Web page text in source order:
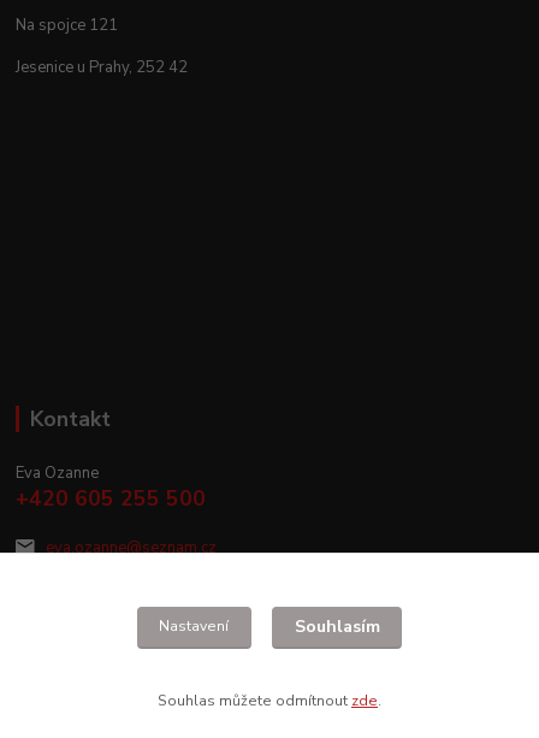
Na spojce 121
Jesenice u Prahy, 252 42
Kontakt
Eva Ozanne
+420 605 255 500
eva.ozanne@seznam.cz
Nastavení Souhlasím
Souhlas můžete odmítnout zde.